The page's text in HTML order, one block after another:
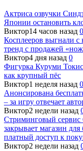
Актриса озвучки
Японии остановить
Виктор14 часов назад 0
Косплееров выгнали с
тренд с продажей
Виктор4 дня назад 0
Фигурка Куруми
как крупный пёс
Виктор1 неделя назад 0
Анонсирована
– за игру отвечает
Виктор2 недели назад
Стриминговый
закрывает магазин
платный доступ к
Виктор2 недели назад